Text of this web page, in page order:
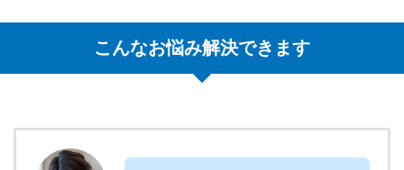
こんなお悩み解決できます